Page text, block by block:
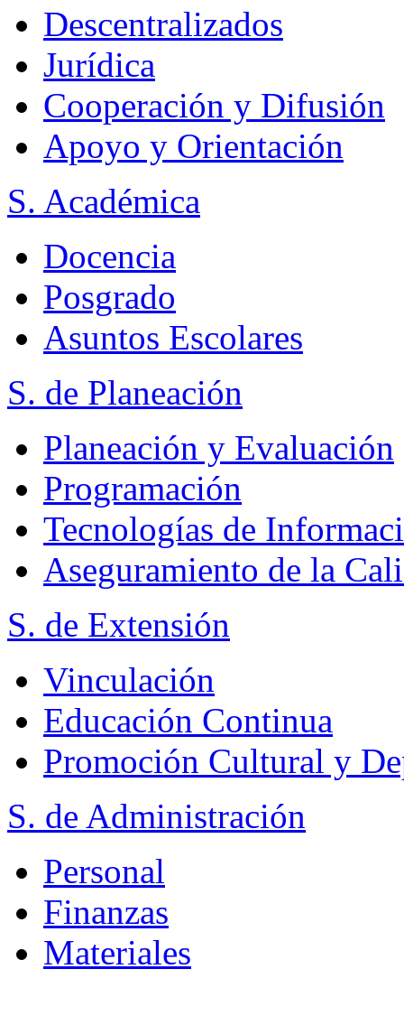
Descentralizados
Jurídica
Cooperación y Difusión
Apoyo y Orientación
S. Académica
Docencia
Posgrado
Asuntos Escolares
S. de Planeación
Planeación y Evaluación
Programación
Tecnologías de
Aseguramiento de la
S. de Extensión
Vinculación
Educación Continua
Promoción Cultural y
S. de Administración
Personal
Finanzas
Materiales